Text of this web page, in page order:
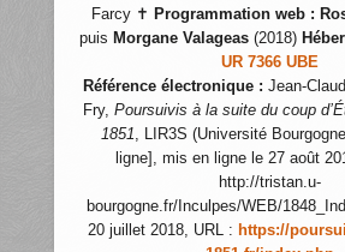
Farcy ✝ Programmation web :
puis Morgane Valageas (2018)
UR 7366 UBE
Référence électronique : Jean-
Fry, Poursuivis à la suite du coup
1851, LIR3S (Université
ligne], mis en ligne le 27 août
http://tristan.u-
bourgogne.fr/Inculpes/WEB/
20 juillet 2018, URL : https://